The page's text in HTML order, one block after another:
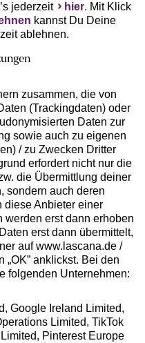
jederzeit
hier. Mit Klick
kannst Du Deine
ablehnen.
zusammen, die von
(Trackingdaten) oder
Daten zur
sowie auch zu eigenen
/ zu Zwecken Dritter
erfordert nicht nur die
die Übermittlung deiner
sondern auch deren
diese Anbieter einer
erst dann erhoben
erst dann übermittelt,
auf www.lascana.de /
anklickst. Bei den
folgenden Unternehmen:
Google Ireland Limited,
Limited, TikTok
Pinterest Europe